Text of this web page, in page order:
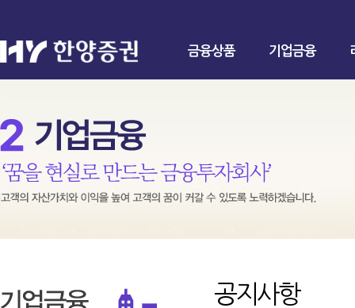
금융상품 기업금융
공지사항